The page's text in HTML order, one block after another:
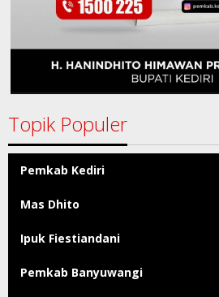
Topik Populer
Pemkab Kediri
Mas Dhito
Ipuk Fiestiandani
Pemkab Banyuwangi